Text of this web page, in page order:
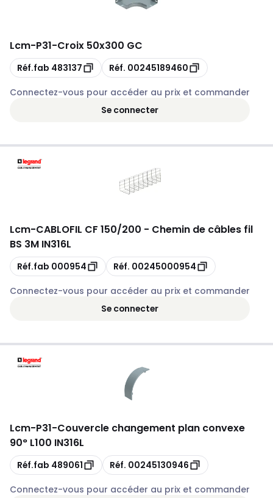
Lcm-P31-Croix 50x300 GC
Copie
Réf.fab 483137 Copie
Réf. 00245189460
Connectez-vous pour accéder au prix et commander
Se connecter
Lcm-CABLOFIL CF 150/200 - Chemin de câbles fil
BS 3M IN316L
Copie
Réf.fab 000954 Copie
Réf. 00245000954
Connectez-vous pour accéder au prix et commander
Se connecter
Lcm-P31-Couvercle changement plan convexe
90° L100 IN316L
Copie
Réf.fab 489061 Copie
Réf. 00245130946
Connectez-vous pour accéder au prix et commander